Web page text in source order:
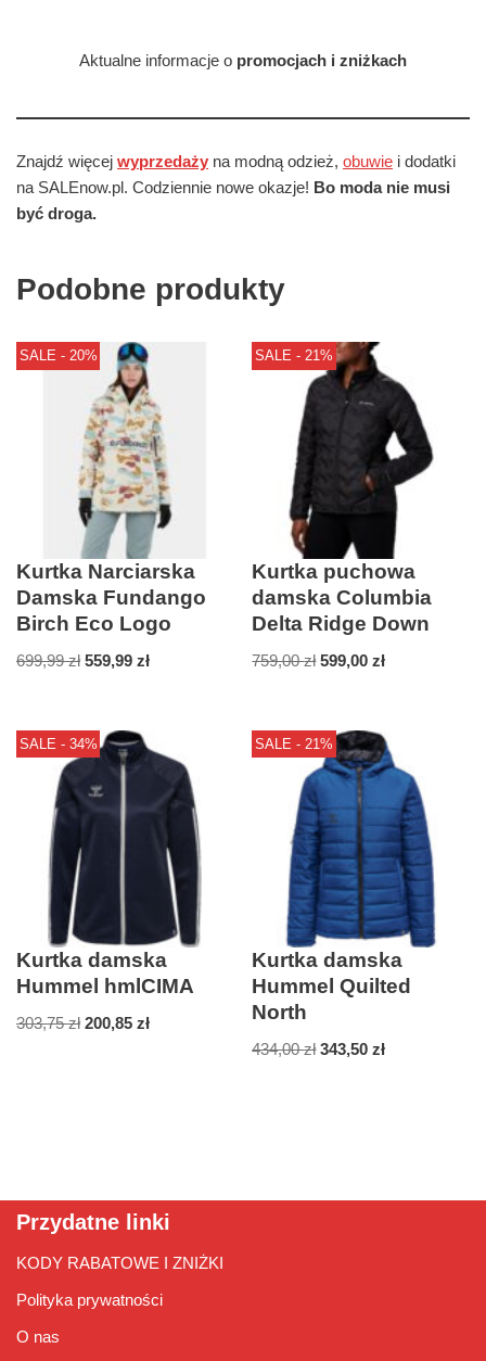
Aktualne informacje o promocjach i zniżkach
Znajdź więcej wyprzedaży na modną odzież, obuwie i dodatki
na SALEnow.pl. Codziennie nowe okazje! Bo moda nie musi
być droga.
Podobne produkty
SALE - 20%
Kurtka Narciarska
Damska Fundango
Birch Eco Logo
699,99zł 559,99 zł
SALE - 21%
Kurtka puchowa
damska Columbia
Delta Ridge Down
759,00zł 599,00zł
SALE - 34%
Kurtka damska
Hummel hmlCIMA
303,75zł 200,85 zł
SALE - 21%
Kurtka damska
Hummel Quilted
North
434,00zł 343,50zł
Przydatne linki
KODY RABATOWE I ZNIŻKI
Polityka prywatności
O nas